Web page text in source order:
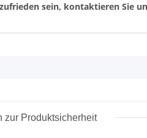
sein, kontaktieren Sie
zur Produktsicherheit